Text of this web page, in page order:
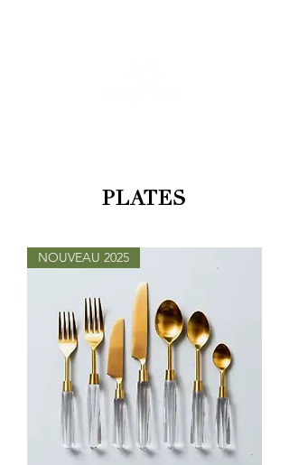
PLATES
NOUVEAU 2025